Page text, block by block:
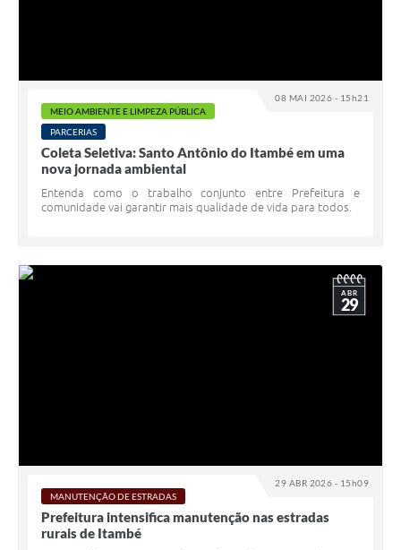
08 MAI 2026 - 15h21
MEIO AMBIENTE E LIMPEZA PÚBLICA
PARCERIAS
Coleta Seletiva: Santo Antônio do Itambé em uma
nova jornada ambiental
Entenda como o trabalho conjunto entre Prefeitura e
comunidade vai garantir mais qualidade de vida para todos.
29 ABR 2026 - 15h09
ABR
29
MANUTENÇÃO DE ESTRADAS
Prefeitura intensifica manutenção nas estradas
rurais de Itambé